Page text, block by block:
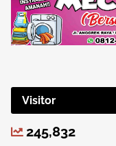
Visitor
245,832